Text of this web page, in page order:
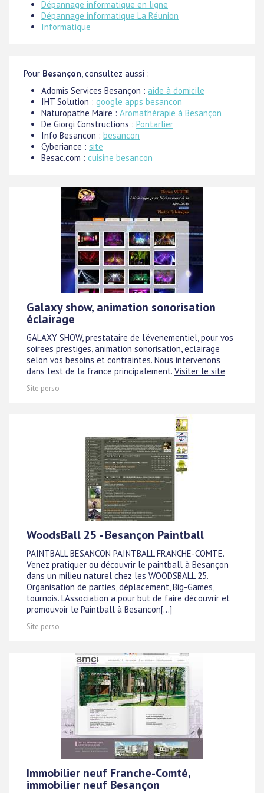
Dépannage informatique en ligne
Dépannage informatique La Réunion
Informatique
Pour Besançon, consultez aussi :
Adomis Services Besançon : aide à domicile
IHT Solution : google apps besancon
Naturopathe Maire : Aromathérapie à Besançon
De Giorgi Constructions : Pontarlier
Info Besancon : besancon
Cyberiance : site
Besac.com : cuisine besancon
Galaxy show, animation sonorisation
éclairage
GALAXY SHOW, prestataire de l'évenementiel, pour vos
soirees prestiges, animation sonorisation, eclairage
selon vos besoins et contraintes. Nous intervenons
dans l'est de la france principalement. Visiter le site
Site perso
WoodsBall 25 - Besançon Paintball
PAINTBALL BESANCON PAINTBALL FRANCHE-COMTE.
Venez pratiquer ou découvrir le paintball à Besançon
dans un milieu naturel chez les WOODSBALL 25.
Organisation de parties, déplacement, Big-Games,
tournois. L'Association a pour but de faire découvrir et
promouvoir le Paintball à Besancon[...]
Site perso
Immobilier neuf Franche-Comté,
immobilier neuf Besançon